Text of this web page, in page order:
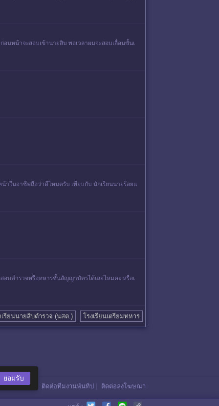
นหน้าจะสอบเข้านายสิบ พอเวลาผมจะสอบเลื่อนขั้นเ
าในอาชีพถือว่าดีไหมครับ เทียบกับ นักเรียนนายร้อยแ
อบตำรวจหรือทหารชั้นสัญญาบัตรได้เลยไหมคะ หรือเ
รียนนายสิบตำรวจ (นสต.) โรงเรียนเตรียมทหาร
ติดต่อทีมงานพันทิป ติดต่อลงโฆษณา
ยอมรับ